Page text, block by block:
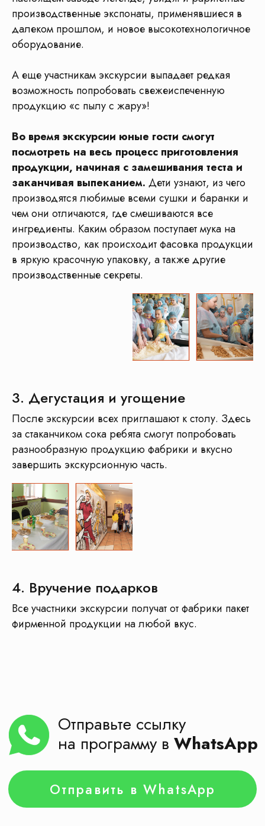
производственные экспонаты, применявшиеся в
далеком прошлом, и новое высокотехнологичное
оборудование.
А еще участникам экскурсии выпадает редкая
возможность попробовать свежеиспеченную
продукцию «с пылу с жару»!
Во время экскурсии юные гости смогут
посмотреть на весь процесс приготовления
продукции, начиная с замешивания теста и
заканчивая выпеканием. Дети узнают, из чего
производятся любимые всеми сушки и баранки и
чем они отличаются, где смешиваются все
ингредиенты. Каким образом поступает мука на
производство, как происходит фасовка продукции
в яркую красочную упаковку, а также другие
производственные секреты.
3. Дегустация и угощение
После экскурсии всех приглашают к столу. Здесь
за стаканчиком сока ребята смогут попробовать
разнообразную продукцию фабрики и вкусно
завершить экскурсионную часть.
4. Вручение подарков
Все участники экскурсии получат от фабрики пакет
фирменной продукции на любой вкус.
Этапы подготовки к
Транспорт
+ проживание, если поездка от 2х дней
расчёт стоимости для вашей группы
Чтобы
экскурсиюнужно
объединитьминимум
4 организации
Музеи
Гиды Кафе
Получить бесплатную консультацию